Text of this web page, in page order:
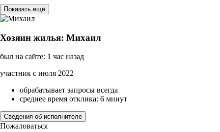
Показать ещё
Хозяин жилья: Михаил
был на сайте: 1 час назад
участник с июля 2022
обрабатывает запросы всегда
среднее время отклика: 6 минут
Сведения об исполнителе
Пожаловаться